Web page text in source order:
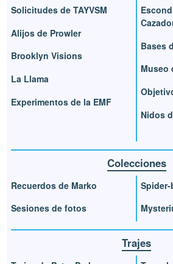
Solicitudes de TAYVSM
Alijos de Prowler
Brooklyn Visions
La Llama
Experimentos de la EMF
Bases
Museo
Nidos
Colecciones
Recuerdos de Marko
Sesiones de fotos
Trajes